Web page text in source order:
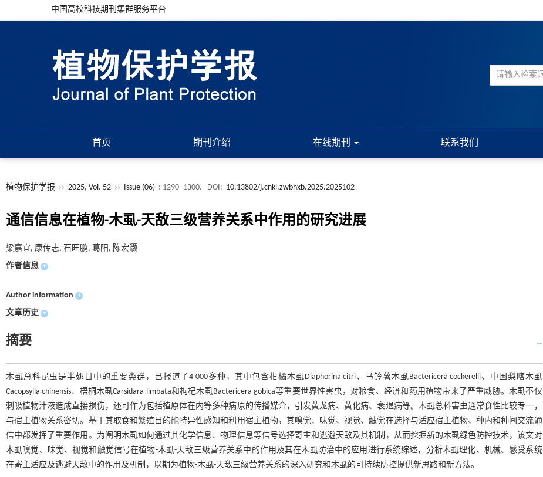
中国高校科技期刊集群服务平台
首页 期刊介绍 在线期刊 联系我们
植物保护学报 ›› 2025, Vol. 52 ›› Issue (06) : 1290 -1300. DOI: 10.13802/j.cnki.zwbhxb.2025.2025102
通信信息在植物-木虱-天敌三级营养关系中作用的研究进展
梁嘉宜, 康传志, 石旺鹏, 葛阳, 陈宏灏
作者信息 +
Author information +
文章历史 +
摘要
木虱总科昆虫是半翅目中的重要类群，已报道了4 000多种，其中包含柑橘木虱Diaphorina citri、马铃薯木虱Bactericera cockerelli、中国梨喀木虱
Cacopsylla chinensis、梧桐木虱Carsidara limbata和枸杞木虱Bactericera gobica等重要世界性害虫，对粮食、经济和药用植物带来了严重威胁。木虱不仅
刺吸植物汁液造成直接损伤，还可作为包括植原体在内等多种病原的传播媒介，引发黄龙病、黄化病、衰退病等。木虱总科害虫通常食性比较专一，
与宿主植物关系密切。基于其取食和繁殖目的能特异性感知和利用宿主植物，其嗅觉、味觉、视觉、触觉在选择与适应宿主植物、种内和种间交流通
信中都发挥了重要作用。为阐明木虱如何通过其化学信息、物理信息等信号选择寄主和逃避天敌及其机制，从而挖掘新的木虱绿色防控技术，该文对
木虱嗅觉、味觉、视觉和触觉信号在植物-木虱-天敌三级营养关系中的作用及其在木虱防治中的应用进行系统综述，分析木虱理化、机械、感受系统
在寄主适应及逃避天敌中的作用及机制，以期为植物-木虱-天敌三级营养关系的深入研究和木虱的可持续防控提供新思路和新方法。